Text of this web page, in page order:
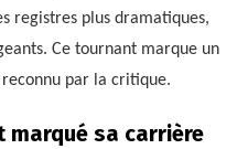
registres plus dramatiques,
Ce tournant marque un
par la critique.
marqué sa carrière